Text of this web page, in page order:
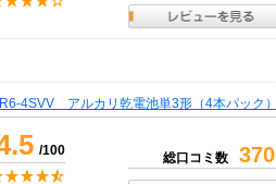
4SVV アルカリ乾電池単3形（4本パック）
/100 総口コミ数 370